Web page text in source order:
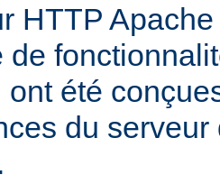
HTTP
de
ont été
du serveur